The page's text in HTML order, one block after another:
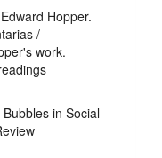
Hopper.
/
work.
in Social